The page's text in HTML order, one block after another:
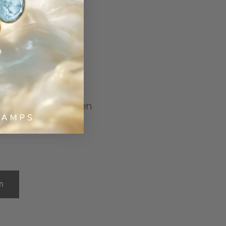
verzending en
deals.